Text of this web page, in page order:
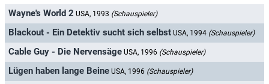
Wayne's World 2 USA, 1993 (Schauspieler)
Blackout - Ein Detektiv sucht sich selbst USA, 1994 (Schauspieler)
Cable Guy - Die Nervensäge USA, 1996 (Schauspieler)
Lügen haben lange Beine USA, 1996 (Schauspieler)